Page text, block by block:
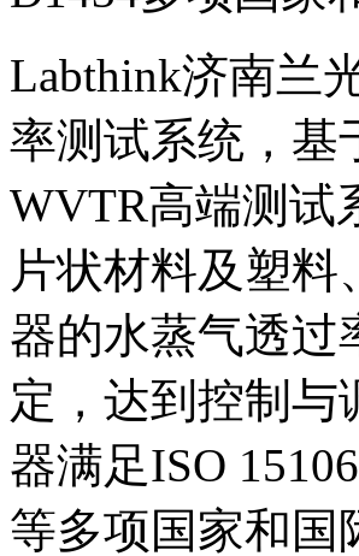
Labthink济南兰
率测试系统，基
WVTR高端测试
片状材料及塑
器的水蒸气透过
定，达到控制与
器满足ISO
等多项国家和国